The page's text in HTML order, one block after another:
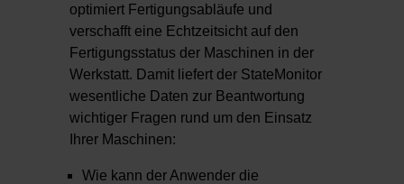
optimiert Fertigungsabläufe und
verschafft eine Echtzeitsicht auf den
Fertigungsstatus der Maschinen in der
Werkstatt. Damit liefert der StateMonitor
wesentliche Daten zur Beantwortung
wichtiger Fragen rund um den Einsatz
Ihrer Maschinen:
Wie kann der Anwender die